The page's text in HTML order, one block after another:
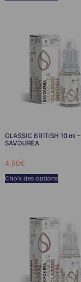
CLASSIC BRITISH 10 ml –
SAVOUREA
4,90€
Choix des options